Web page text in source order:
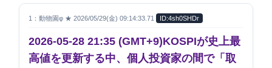
1：動物園φ ★ 2026/05/29(金) 09:14:33.71 ID:4sh0SHDr
2026-05-28 21:35 (GMT+9)KOSPIが史上最
高値を更新する中、個人投資家の間で「取